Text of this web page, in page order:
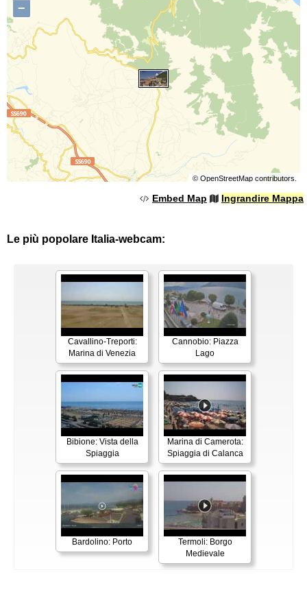
−
© OpenStreetMapcontributors.
Embed Map Ingrandire Mappa
Le più popolare Italia-webcam:
Cavallino-Treporti:
Marina di Venezia
Cannobio: Piazza
Lago
Bibione: Vista della
Spiaggia
Marina di Camerota:
Spiaggia di Calanca
Bardolino: Porto
Termoli: Borgo
Medievale